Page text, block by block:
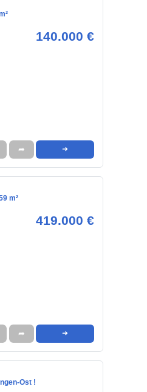
140.000 €
➦ ➜
m²
419.000 €
➦ ➜
Ost !